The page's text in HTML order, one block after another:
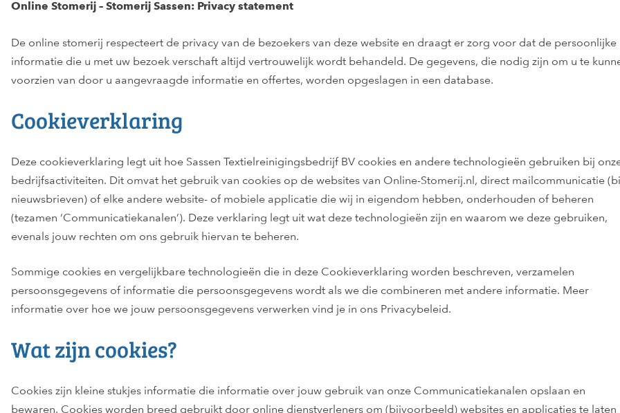
Online Stomerij – Stomerij Sassen: Privacy statement
De online stomerij respecteert de privacy van de bezoekers van deze website en draagt er zorg voor dat de persoonlijke
informatie die u met uw bezoek verschaft altijd vertrouwelijk wordt behandeld. De gegevens, die nodig zijn om u te
voorzien van door u aangevraagde informatie en offertes, worden opgeslagen in een database.
Cookieverklaring
Deze cookieverklaring legt uit hoe Sassen Textielreinigingsbedrijf BV cookies en andere technologieën gebruiken bij
bedrijfsactiviteiten. Dit omvat het gebruik van cookies op de websites van Online-Stomerij.nl, direct mailcommunicatie
nieuwsbrieven) of elke andere website- of mobiele applicatie die wij in eigendom hebben, onderhouden of beheren
(tezamen ‘Communicatiekanalen’). Deze verklaring legt uit wat deze technologieën zijn en waarom we deze gebruiken,
evenals jouw rechten om ons gebruik hiervan te beheren.
Sommige cookies en vergelijkbare technologieën die in deze Cookieverklaring worden beschreven, verzamelen
persoonsgegevens of informatie die persoonsgegevens wordt als we die combineren met andere informatie. Meer
informatie over hoe we jouw persoonsgegevens verwerken vind je in ons Privacybeleid.
Wat zijn cookies?
Cookies zijn kleine stukjes informatie die informatie over jouw gebruik van onze Communicatiekanalen opslaan en
bewaren. Cookies worden breed gebruikt door online dienstverleners om (bijvoorbeeld) websites en applicaties te laten